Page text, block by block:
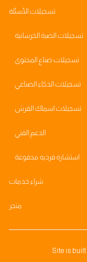
تسجيلات الأسئلة
تسجيلات الصبة الخرسانية
تسجيلات صناع المحتوى
تسجيلات الذكاء الصناعي
تسجيلات اسماك القرش
الدعم الفني
استشاره فرديه مدفوعة
شراء خدمات
متجر
Site is built